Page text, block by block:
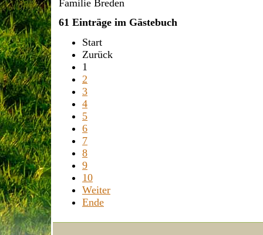
Familie Breden
61 Einträge im Gästebuch
Start
Zurück
1
2
3
4
5
6
7
8
9
10
Weiter
Ende